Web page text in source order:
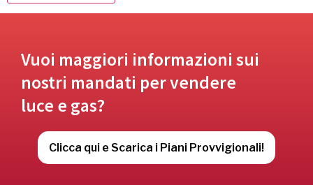
Vuoi maggiori informazioni sui
nostri mandati per vendere
luce e gas?
Clicca qui e Scarica i Piani Provvigionali!